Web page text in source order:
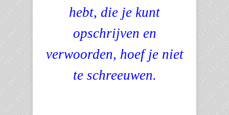
hebt, die je kunt
opschrijven en
verwoorden, hoef je niet
te schreeuwen.